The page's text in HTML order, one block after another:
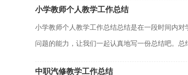
小学教师个人教学工作总结
小学教师个人教学工作总结总结是在一段时间内
问题的能力，让我们一起认真地写一份总结吧。总
中职汽修教学工作总结